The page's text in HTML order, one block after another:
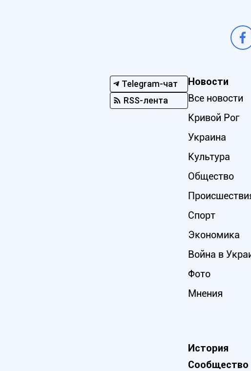
Telegram-чат
RSS-лента
Новости
Все новости
Кривой Рог
Украина
Культура
Общество
Спорт
Экономика
Война в
Фото
Мнения
История
Сообщество